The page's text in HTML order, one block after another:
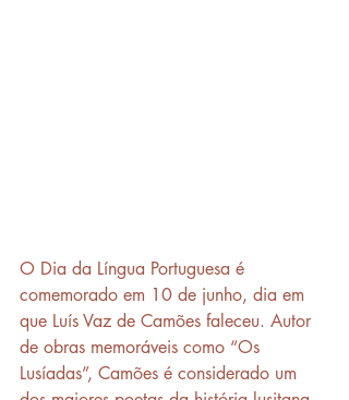
O Dia da Língua Portuguesa é
comemorado em 10 de junho, dia em
que Luís Vaz de Camões faleceu. Autor
de obras memoráveis como “Os
Lusíadas”, Camões é considerado um